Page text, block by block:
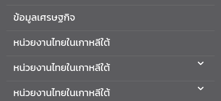
ศ
ท
ข่
ข้อมูลเศรษฐกิจ
หน่วยงานไทยในเกาหลีใต้
หน่วยงานไทยในเกาหลีใต้
หน่วยงานไทยในเกาหลีใต้